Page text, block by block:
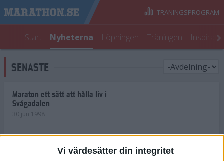
Vi värdesätter din integritet
Start Nyheterna Löpningen Träningen
TRÄNINGSPROGRAM
SENASTE
Maraton ett sätt att hålla liv i
Svågadalen
30 jun 1998